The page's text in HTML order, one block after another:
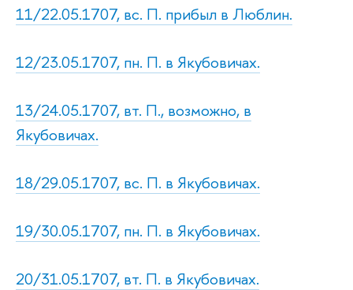
11/22.05.1707, вс. П. прибыл в Люблин.
12/23.05.1707, пн. П. в Якубовичах.
13/24.05.1707, вт. П., возможно, в
Якубовичах.
18/29.05.1707, вс. П. в Якубовичах.
19/30.05.1707, пн. П. в Якубовичах.
20/31.05.1707, вт. П. в Якубовичах.